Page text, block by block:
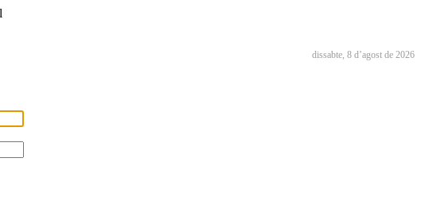
dissabte, 8 d’agost de 2026